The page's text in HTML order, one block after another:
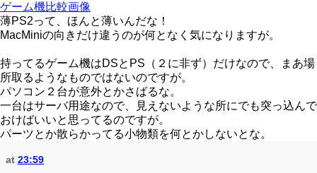
ゲーム機比較画像
薄PS2って、ほんと薄いんだな！
MacMiniの向きだけ違うのが何となく気になりますが。
持ってるゲーム機はDSとPS（２に非ず）だけなので、まあ場
所取るようなものではないのですが。
パソコン２台が意外とかさばるな。
一台はサーバ用途なので、見えないような所にでも突っ込んで
おけばいいと思ってるのですが。
パーツとか散らかってる小物類を何とかしないとな。
at 23:59